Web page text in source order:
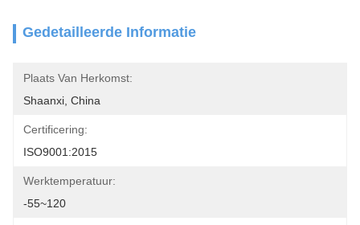
Gedetailleerde Informatie
Plaats Van Herkomst:
Shaanxi, China
Certificering:
ISO9001:2015
Werktemperatuur:
-55~120